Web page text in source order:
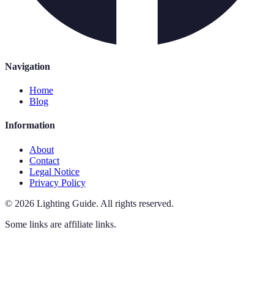
Navigation
Home
Blog
Information
About
Contact
Legal Notice
Privacy Policy
© 2026 Lighting Guide. All rights reserved.
Some links are affiliate links.